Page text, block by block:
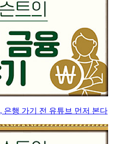
은행 가기 전 유튜브 먼저 본다